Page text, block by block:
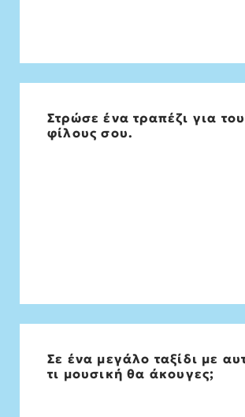
Στρώσε ένα τραπέζι για
φίλους σου.
Κρασάκι, εξοχή, φρούτα του
Σε ένα μεγάλο ταξίδι με
τι μουσική θα άκουγες;
Σωκράτη, Θανάση,